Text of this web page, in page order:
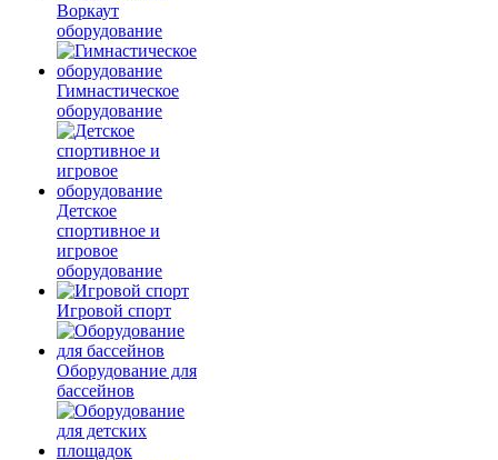
Воркаут
оборудование
Гимнастическое
оборудование
Детское
спортивное и
игровое
оборудование
Игровой спорт
Оборудование для
бассейнов